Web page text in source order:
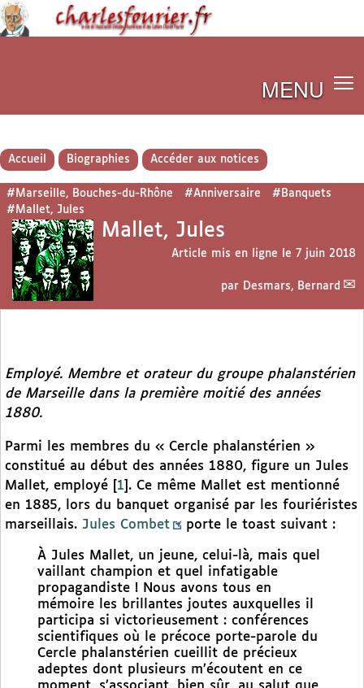
MENU
Accueil Biographies Accéder aux notices
#Marseille, Bouches-du-Rhône #Anniversaire
#Banquets
#Mallet, Jules
Mallet, Jules
Article mis en ligne le 7 juin 2018
par Desmars, Bernard
Employé. Membre et orateur du groupe phalanstérien
de Marseille dans la première moitié des années
1880.
Parmi les membres du « Cercle phalanstérien »
constitué au début des années 1880, figure un Jules
Mallet, employé
1 . Ce même Mallet est mentionné
en 1885, lors du banquet organisé par les fouriéristes
marseillais. Jules Combet porte le toast suivant :
À Jules Mallet, un jeune, celui-là, mais quel
vaillant champion et quel infatigable
propagandiste ! Nous avons tous en
mémoire les brillantes joutes auxquelles il
participa si victorieusement : conférences
scientifiques où le précoce porte-parole du
Cercle phalanstérien cueillit de précieux
adeptes dont plusieurs m’écoutent en ce